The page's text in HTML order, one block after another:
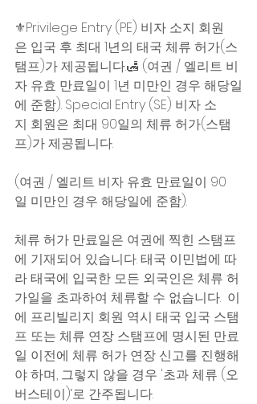
⚜️Privilege Entry (PE) 비자 소지 회원
은 입국 후 최대 1년의 태국 체류 허가(스
탬프)가 제공됩니다.🛃 (여권 / 엘리트 비
자 유효 만료일이 1년 미만인 경우 해당일
에 준함). Special Entry (SE) 비자 소
지 회원은 최대 90일의 체류 허가(스탬
프)가 제공됩니다.
(여권 / 엘리트 비자 유효 만료일이 90
일 미만인 경우 해당일에 준함).
체류 허가 만료일은 여권에 찍힌 스탬프
에 기재되어 있습니다. 태국 이민법에 따
라 태국에 입국한 모든 외국인은 체류 허
가일을 초과하여 체류할 수 없습니다.  이
에 프리빌리지 회원 역시 태국 입국 스탬
프 또는 체류 연장 스탬프에 명시된 만료
일 이전에 체류 허가 연장 신고를 진행해
야 하며, 그렇지 않을 경우 '초과 체류 (오
버스테이)‘로 간주됩니다.